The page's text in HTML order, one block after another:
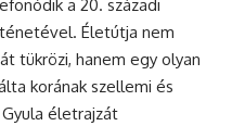
a 20. századi
Életútja nem
tükrözi, hanem egy olyan
korának szellemi és
életrajzát